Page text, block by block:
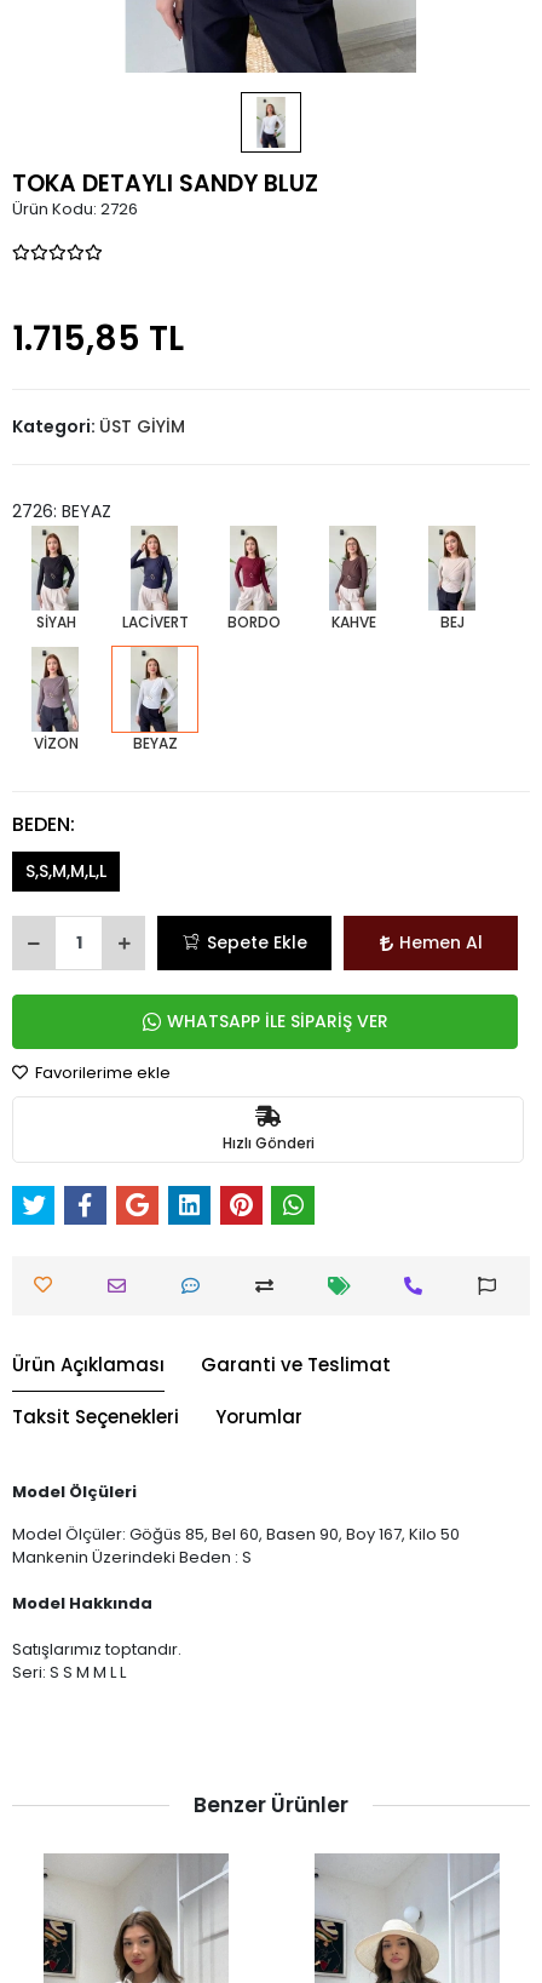
TOKA DETAYLI SANDY BLUZ
Ürün Kodu: 2726
1.715,85 TL
Kategori: ÜST GİYİM
2726: BEYAZ
SİYAH LACİVERT BORDO KAHVE BEJ
VİZON BEYAZ
BEDEN:
S,S,M,M,L,L
Sepete Ekle Hemen Al
WHATSAPP İLE SİPARİŞ VER
Favorilerime ekle
Hızlı Gönderi
Ürün Açıklaması Garanti ve Teslimat
Taksit Seçenekleri Yorumlar
Model Ölçüleri
Model Ölçüler: Göğüs 85, Bel 60, Basen 90, Boy 167, Kilo 50
Mankenin Üzerindeki Beden : S
Model Hakkında
Satışlarımız toptandır.
Seri: S S M M L L
Benzer Ürünler